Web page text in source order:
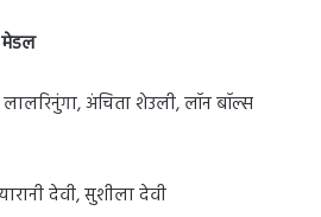
मेडल
लालरिनुंगा, अंचिता शेउली, लॉन बॉल्स
देवी, सुशीला देवी